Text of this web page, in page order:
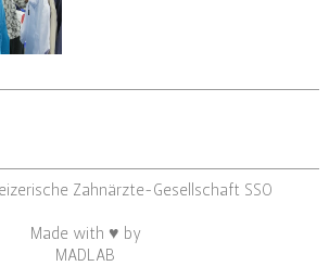
Zahnärzte-Gesellschaft SSO
Made with ♥ by
MADLAB